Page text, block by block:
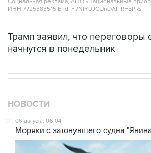
06 августа, 06:04
Моряки с затонувшего судна